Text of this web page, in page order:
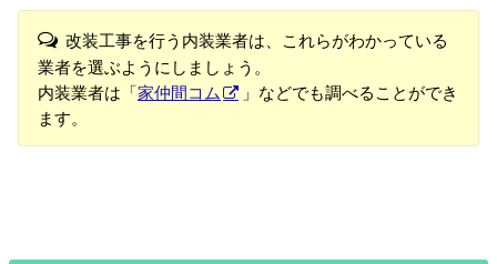
改装工事を行う内装業者は、これらがわかっている
業者を選ぶようにしましょう。
内装業者は「家仲間コム
」などでも調べることができ
ます。